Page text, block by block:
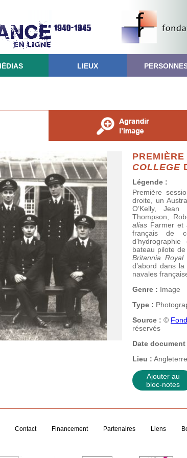
LIEUX
COLLEGE
Légende :
Première
droite, un
O’Kelly, Jean
Thompson,
alias Farmer et
français de
bateau pilote
Britannia Royal
d’abord dans
navales
Genre : Image
Type :
Source : ©
réservés
Date document
Lieu : Angleterre
Ajouter au
bloc-notes
Contact Financement Partenaires Liens